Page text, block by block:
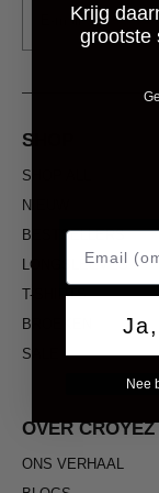
SHOP
SHOP ALL
NIEUW
BESTSELLERS
LONGSLEEVES
T-SHIRTS
BROEKEN
SALE
OVER CROYEZ
ONS VERHAAL
Krijg
grootste
Nee